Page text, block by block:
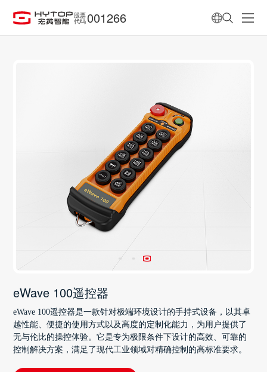
股票
代码 001266
eWave 100遥控器
eWave 100遥控器是一款针对极端环境设计的手持式设备，以其卓
越性能、便捷的使用方式以及高度的定制化能力，为用户提供了
无与伦比的操控体验。它是专为极限条件下设计的高效、可靠的
控制解决方案，满足了现代工业领域对精确控制的高标准要求。